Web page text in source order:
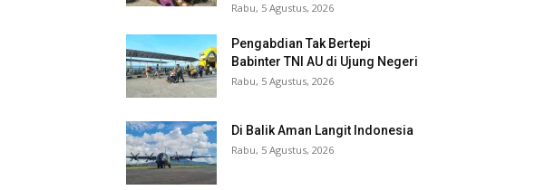
Rabu, 5 Agustus, 2026
Pengabdian Tak Bertepi
Babinter TNI AU di Ujung Negeri
Rabu, 5 Agustus, 2026
Di Balik Aman Langit Indonesia
Rabu, 5 Agustus, 2026